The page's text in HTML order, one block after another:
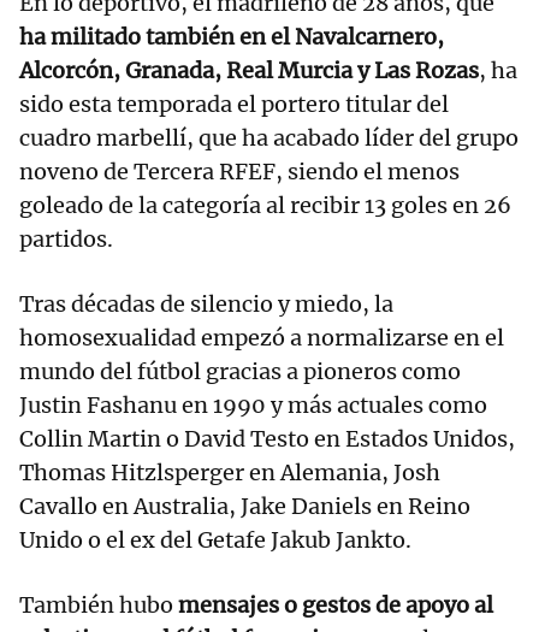
ha militado también en el Navalcarnero,
Alcorcón, Granada, Real Murcia y Las Rozas, ha
sido esta temporada el portero titular del
cuadro marbellí, que ha acabado líder del grupo
noveno de Tercera RFEF, siendo el menos
goleado de la categoría al recibir 13 goles en 26
partidos.
Tras décadas de silencio y miedo, la
homosexualidad empezó a normalizarse en el
mundo del fútbol gracias a pioneros como
Justin Fashanu en 1990 y más actuales como
Collin Martin o David Testo en Estados Unidos,
Thomas Hitzlsperger en Alemania, Josh
Cavallo en Australia, Jake Daniels en Reino
Unido o el ex del Getafe Jakub Jankto.
También hubo mensajes o gestos de apoyo al